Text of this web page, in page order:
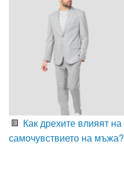
Как дрехите влияят на
самочувствието на мъжа?